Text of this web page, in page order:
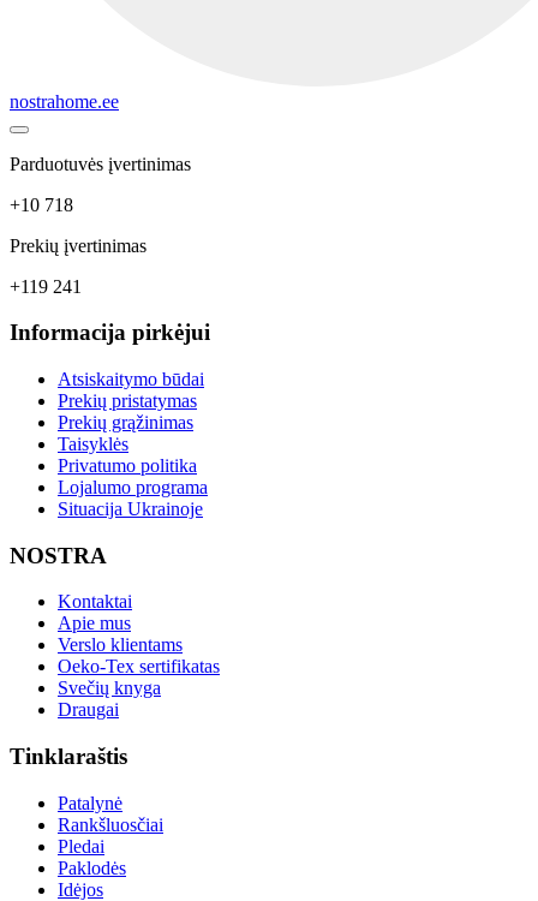
nostrahome.ee
Parduotuvės įvertinimas
+10 718
Prekių įvertinimas
+119 241
Informacija pirkėjui
Atsiskaitymo būdai
Prekių pristatymas
Prekių grąžinimas
Taisyklės
Privatumo politika
Lojalumo programa
Situacija Ukrainoje
NOSTRA
Kontaktai
Apie mus
Verslo klientams
Oeko-Tex sertifikatas
Svečių knyga
Draugai
Tinklaraštis
Patalynė
Rankšluosčiai
Pledai
Paklodės
Idėjos